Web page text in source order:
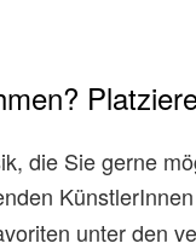
die Sie gerne
unter den